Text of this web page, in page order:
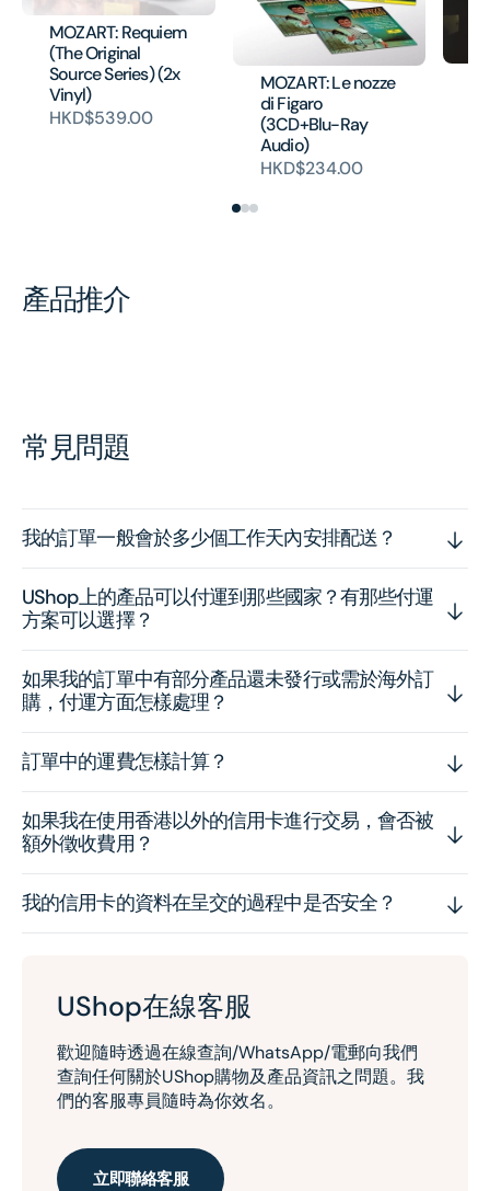
MOZART: Requiem
(The Original
Source Series) (2x
Vinyl)
HKD$539.00
MOZART: Le nozze
di Figaro
(3CD+Blu-Ray
Audio)
HKD$234.00
產品推介
常見問題
我的訂單一般會於多少個工作天內安排配送？
UShop上的產品可以付運到那些國家？有那些付運
方案可以選擇？
如果我的訂單中有部分產品還未發行或需於海外訂
購，付運方面怎樣處理？
訂單中的運費怎樣計算？
如果我在使用香港以外的信用卡進行交易，會否被
額外徵收費用？
我的信用卡的資料在呈交的過程中是否安全？
UShop在線客服
歡迎隨時透過在線查詢/WhatsApp/電郵向我們
查詢任何關於UShop購物及產品資訊之問題。我
們的客服專員隨時為你效名。
立即聯絡客服